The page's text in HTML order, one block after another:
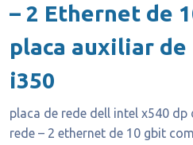
– 2 Ethernet de
placa auxiliar
i350
placa de rede dell intel x540
rede – 2 ethernet de 10 gbit